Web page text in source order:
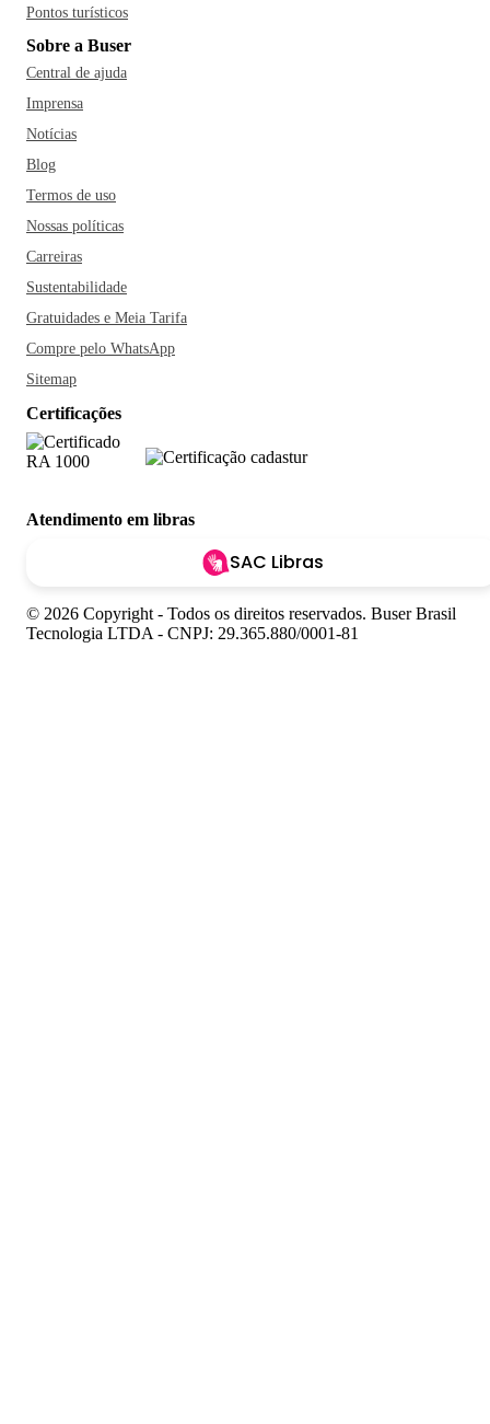
Pontos turísticos
Sobre a Buser
Central de ajuda
Imprensa
Notícias
Blog
Termos de uso
Nossas políticas
Carreiras
Sustentabilidade
Gratuidades e Meia Tarifa
Compre pelo WhatsApp
Sitemap
Certificações
Atendimento em libras
SAC Libras
© 2026 Copyright - Todos os direitos reservados. Buser Brasil
Tecnologia LTDA - CNPJ: 29.365.880/0001-81